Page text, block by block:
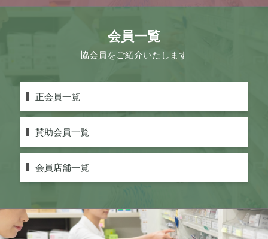
会員一覧
協会員をご紹介いたします
正会員一覧
賛助会員一覧
会員店舗一覧